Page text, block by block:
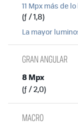
11 Mpx más de
(ƒ / 1,8)
La mayor
GRAN ANGULAR
8 Mpx
(ƒ / 2,0)
MACRO